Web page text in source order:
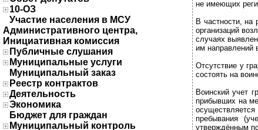
10-ОЗ
Участие населения в МСУ
Административного центра,
Инициативная комиссия
Публичные слушания
Муниципальные услуги
Муниципальный заказ
Реестр контрактов
Деятельность
Экономика
Бюджет для граждан
Муниципальный контроль
не имеющих
В частности, на
организаций
случаях
им направлений
Отсутствие у
состоять на
Воинский учет
прибывших на
пребывания
утверждённым